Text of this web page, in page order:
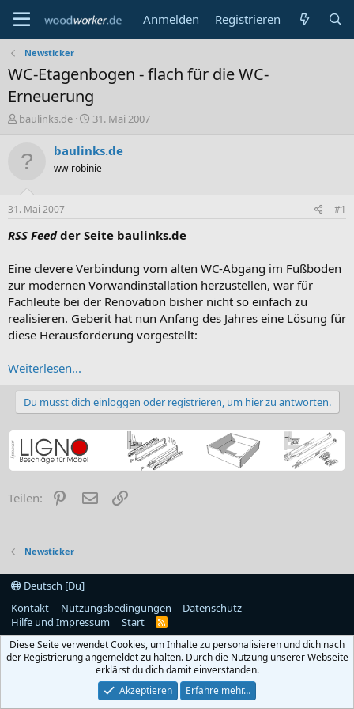
Anmelden Registrieren
Newsticker
WC-Etagenbogen - flach für die WC-
Erneuerung
E
t
e
r
baulinks.de
E
s
t
e
a
31. Mai 2007
baulinks.de
ww-robinie
31. Mai 2007 #1
RSS Feedder Seite baulinks.de
Eine clevere Verbindung vom alten WC-Abgang im Fußboden
zur modernen Vorwandinstallation herzustellen, war für
Fachleute bei der Renovation bisher nicht so einfach zu
realisieren. Geberit hat nun Anfang des Jahres eine Lösung für
diese Herausforderung vorgestellt:
Weiterlesen...
Du musst dich einloggen oder registrieren, um hier zu antworten.
Teilen: PinterestE-Mail
Newsticker
Deutsch [Du]
Kontakt
Nutzungsbedingungen
Datenschutz
Hilfe und Impressum
Start
R
S
Diese Seite verwendet Cookies, um Inhalte zu personalisieren und dich nach
der Registrierung angemeldet zu halten. Durch die Nutzung unserer Webseite
erklärst du dich damit einverstanden.
Akzeptieren
Erfahre mehr…